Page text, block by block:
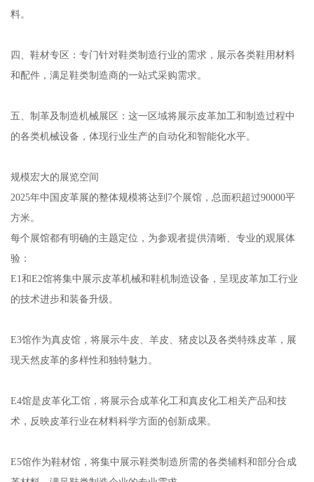
料。
四、鞋材专区：专门针对鞋类制造行业的需求，展示各类鞋用材料
和配件，满足鞋类制造商的一站式采购需求。
五、制革及制造机械展区：这一区域将展示皮革加工和制造过程中
的各类机械设备，体现行业生产的自动化和智能化水平。
规模宏大的展览空间
2025年中国皮革展的整体规模将达到7个展馆，总面积超过90000平
方米。
每个展馆都有明确的主题定位，为参观者提供清晰、专业的观展体
验：
E1和E2馆将集中展示皮革机械和鞋机制造设备，呈现皮革加工行业
的技术进步和装备升级。
E3馆作为真皮馆，将展示牛皮、羊皮、猪皮以及各类特殊皮革，展
现天然皮革的多样性和独特魅力。
E4馆是皮革化工馆，将展示合成革化工和真皮化工相关产品和技
术，反映皮革行业在材料科学方面的创新成果。
E5馆作为鞋材馆，将集中展示鞋类制造所需的各类辅料和部分合成